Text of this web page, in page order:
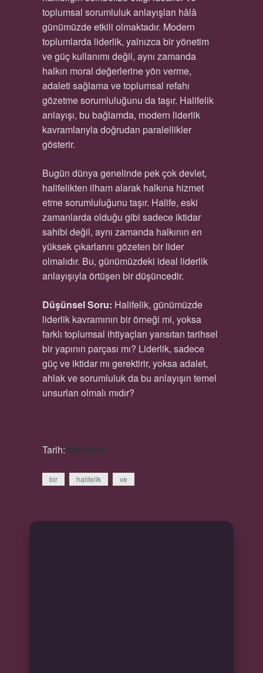
toplumsal sorumluluk anlayışları hâlâ
günümüzde etkili olmaktadır. Modern
toplumlarda liderlik, yalnızca bir yönetim
ve güç kullanımı değil, aynı zamanda
halkın moral değerlerine yön verme,
adaleti sağlama ve toplumsal refahı
gözetme sorumluluğunu da taşır. Halifelik
anlayışı, bu bağlamda, modern liderlik
kavramlarıyla doğrudan paralellikler
gösterir.
Bugün dünya genelinde pek çok devlet,
halifelikten ilham alarak halkına hizmet
etme sorumluluğunu taşır. Halife, eski
zamanlarda olduğu gibi sadece iktidar
sahibi değil, aynı zamanda halkının en
yüksek çıkarlarını gözeten bir lider
olmalıdır. Bu, günümüzdeki ideal liderlik
anlayışıyla örtüşen bir düşüncedir.
Düşünsel Soru: Halifelik, günümüzde
liderlik kavramının bir örneği mi, yoksa
farklı toplumsal ihtiyaçları yansıtan tarihsel
bir yapının parçası mı? Liderlik, sadece
güç ve iktidar mı gerektirir, yoksa adalet,
ahlak ve sorumluluk da bu anlayışın temel
unsurları olmalı mıdır?
Tarih: Makaleler
bir halifelik ve